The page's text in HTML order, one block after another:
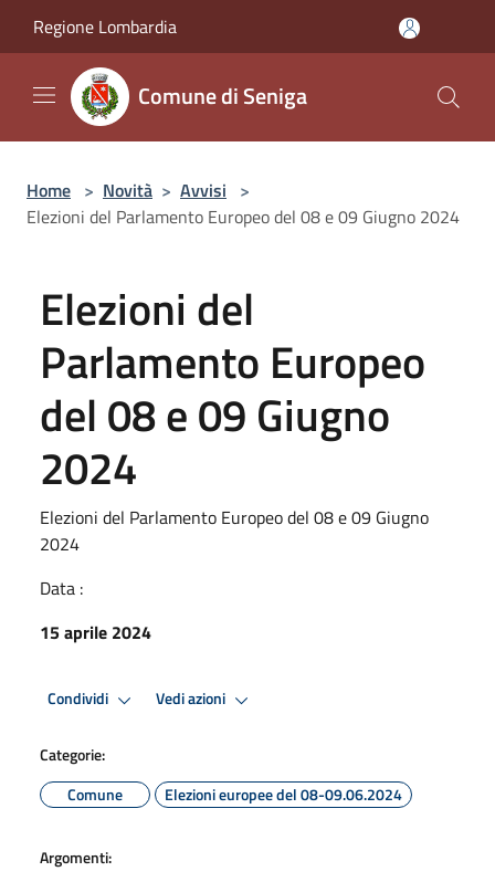
Regione Lombardia
Comune di Seniga
Home > Novità > Avvisi >
Elezioni del Parlamento Europeo del 08 e 09 Giugno 2024
Elezioni del
Parlamento Europeo
del 08 e 09 Giugno
2024
Elezioni del Parlamento Europeo del 08 e 09 Giugno
2024
Data :
15 aprile 2024
Condividi Vedi azioni
Categorie:
Comune
Elezioni europee del 08-09.06.2024
Argomenti: